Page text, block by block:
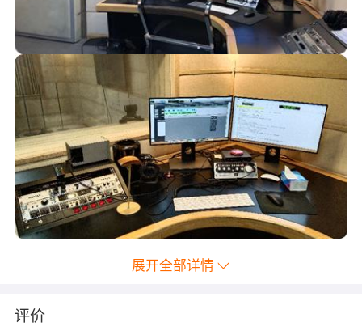
标贝拥有众多自有数据集，可参考以下，陆续上架中...
展开全部详情
评价